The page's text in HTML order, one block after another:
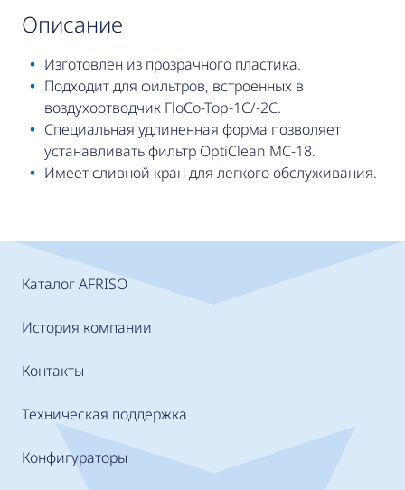
описание
Изготовлен из прозрачного пластика.
Подходит для фильтров, встроенных в
воздухоотводчик FloCo-Top-1C/-2C.
Специальная удлиненная форма позволяет
устанавливать фильтр OptiClean MC-18.
Имеет сливной кран для легкого обслуживания.
Каталог AFRISO
История компании
Контакты
Техническая поддержка
Конфигураторы